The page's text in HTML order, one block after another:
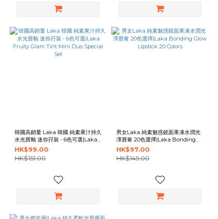
韓國高銷量 Laka 韓國 純素果汁持久
水光唇釉 迷你孖裝 - 6色可選|Laka
Fruity Glam Tint Mini Duo
Special Set
HK$99.00
HK$151.00
男女Laka 純素魅惑鏡面果凍水潤光
澤唇膏 20色選擇|Laka Bonding
Glow Lipstick 20 Colors
HK$97.00
HK$145.00